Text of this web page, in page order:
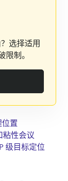
选择适用
制。
置
粘性会议
级目标定位